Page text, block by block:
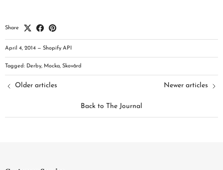
Share
April 4, 2014 — Shopify API
Tagged: Derby Mocka Skovård
Older articles
Back to The Journal
Newer articles